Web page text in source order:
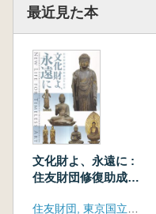
最近見た本
文化財よ、永遠に :
住友財団修復助成三